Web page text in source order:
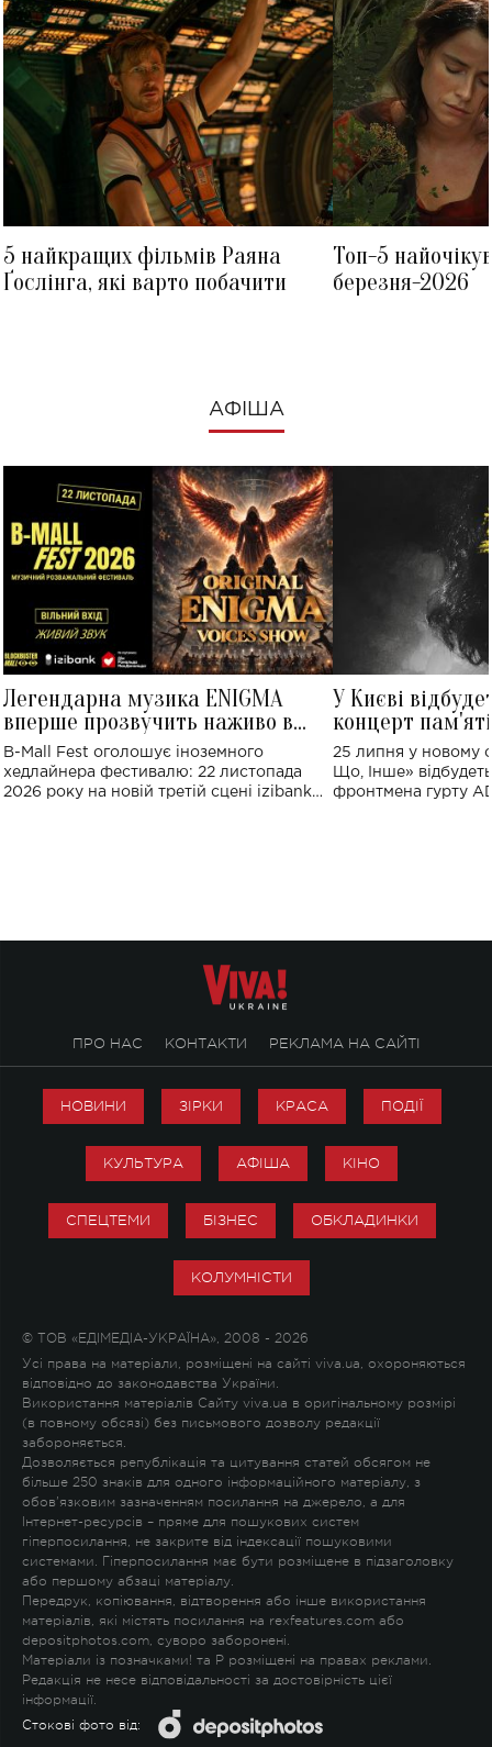
5 найкращих фільмів Раяна
Ґослінга, які варто побачити
Топ-5
березня-2026
АФІША
Легендарна музика ENIGMA
вперше прозвучить наживо в
Україні: де відбудеться концерт
B-Mall Fest оголошує іноземного
хедлайнера фестивалю: 22 листопада
2026 року на новій третій сцені izibank
У Києві
концерт
Клименка:
виконають
25 липня у новому
Що, Інше»
фронтмена гурту
ПРО НАС КОНТАКТИ РЕКЛАМА НА САЙТІ
НОВИНИ ЗІРКИ КРАСА ПОДІЇ
КУЛЬТУРА АФІША КІНО
СПЕЦТЕМИ БІЗНЕС ОБКЛАДИНКИ
КОЛУМНІСТИ
© ТОВ «ЕДІМЕДІА-УКРАЇНА», 2008 - 2026
Усі права на матеріали, розміщені на сайті viva.ua, охороняються
відповідно до законодавства України.
Використання матеріалів Сайту viva.ua в оригінальному розмірі
(в повному обсязі) без письмового дозволу редакції
забороняється.
Дозволяється републікація та цитування статей обсягом не
більше 250 знаків для одного інформаційного матеріалу, з
обов'язковим зазначенням посилання на джерело, а для
Інтернет-ресурсів – пряме для пошукових систем
гіперпосилання, не закрите від індексації пошуковими
системами. Гіперпосилання має бути розміщене в підзаголовку
або першому абзаці матеріалу.
Передрук, копіювання, відтворення або інше використання
матеріалів, які містять посилання на rexfeatures.com або
depositphotos.com, суворо заборонені.
Матеріали із позначками! та P розміщені на правах реклами.
Редакція не несе відповідальності за достовірність цієї
інформації.
Стокові фото від: